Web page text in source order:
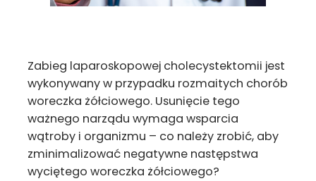
Zabieg laparoskopowej cholecystektomii jest
wykonywany w przypadku rozmaitych chorób
woreczka żółciowego. Usunięcie tego
ważnego narządu wymaga wsparcia
wątroby i organizmu – co należy zrobić, aby
zminimalizować negatywne następstwa
wyciętego woreczka żółciowego?